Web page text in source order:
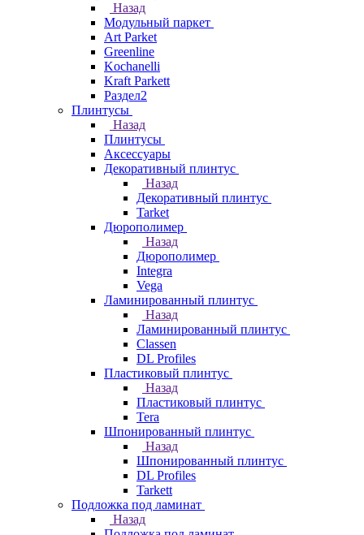
Назад
Модульный паркет
Art Parket
Greenline
Kochanelli
Kraft Parkett
Раздел2
Плинтусы
Назад
Плинтусы
Аксессуары
Декоративный плинтус
Назад
Декоративный плинтус
Tarket
Дюрополимер
Назад
Дюрополимер
Integra
Vega
Ламинированный плинтус
Назад
Ламинированный плинтус
Classen
DL Profiles
Пластиковый плинтус
Назад
Пластиковый плинтус
Tera
Шпонированный плинтус
Назад
Шпонированный плинтус
DL Profiles
Tarkett
Подложка под ламинат
Назад